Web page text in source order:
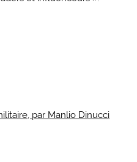
par Manlio Dinucci